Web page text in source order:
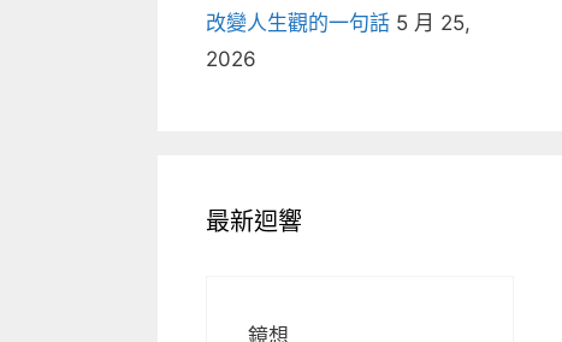
改變人生觀的一句話 5 月 25,
2026
最新迴響
鏡想